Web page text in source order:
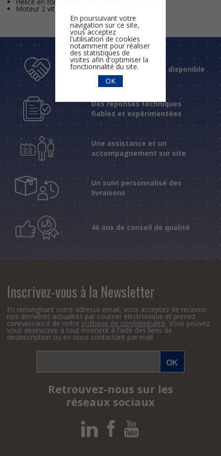
Moteur 2 vitesses
Un accueil humain et disponible
Des réponses techniques
fiables et expérimentées
Une assistance et un
accompagnement sur site
Un suivi personnalisé des
livraisons
46 ans de conseil de qualité
Inscrivez-vous à la Newsletter
En renseignant votre adresse email, vous acceptez de recevoir
nos dernières actualités par courrier électronique et prenez
connaissance de notre politique de confidentialité. Vous pouvez
vous désinscrire à tout moment à l’aide des liens de
desinscription ou en nous contactant par mail
Retrouvez-nous sur les
réseaux sociaux
En poursuivant votre
navigation sur ce site,
vous acceptez
l'utilisation de cookies
notamment pour réaliser
des statistiques de
visites afin d'optimiser la
fonctionnalité du site.
OK